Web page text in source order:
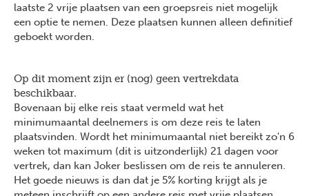
laatste 2 vrije plaatsen van een groepsreis niet mogelijk
een optie te nemen. Deze plaatsen kunnen alleen definitief
geboekt worden.
Op dit moment zijn er (nog) geen vertrekdata
beschikbaar.
Bovenaan bij elke reis staat vermeld wat het
minimumaantal deelnemers is om deze reis te laten
plaatsvinden. Wordt het minimumaantal niet bereikt zo'n 6
weken tot maximum (dit is uitzonderlijk) 21 dagen voor
vertrek, dan kan Joker beslissen om de reis te annuleren.
Het goede nieuws is dan dat je 5% korting krijgt als je